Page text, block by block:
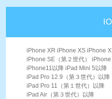
iPhone XR iPhone XS iPhone
iPhone SE（第２世代） iPhone
iPhone11以降 iPad Mini 5以降
iPad Pro 12.9（第３世代）以降
iPad Pro 11（第１世代）以降
iPad Air（第３世代）以降